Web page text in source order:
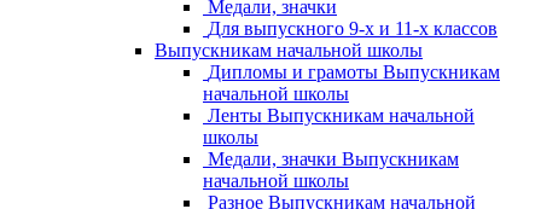
Медали, значки
Для выпускного 9-х и 11-х классов
Выпускникам начальной школы
Дипломы и грамоты Выпускникам
начальной школы
Ленты Выпускникам начальной
школы
Медали, значки Выпускникам
начальной школы
Разное Выпускникам начальной